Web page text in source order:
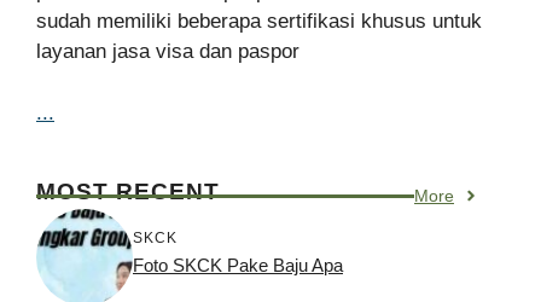
sudah memiliki beberapa sertifikasi khusus untuk
layanan jasa visa dan paspor
...
MOST RECENT More
SKCK
Foto SKCK Pake Baju Apa